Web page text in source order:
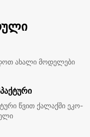
ახალი მოდელები
წვით ქალაქში ეკო-